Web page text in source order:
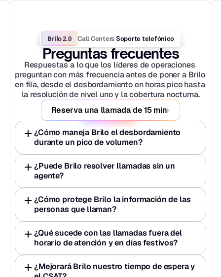
Brilo 2.0 Call Centers Soporte telefónico
Preguntas frecuentes
Respuestas a lo que los líderes de operaciones
preguntan con más frecuencia antes de poner a Brilo
en fila, desde el desbordamiento en horas pico hasta
la resolución de nivel uno y la cobertura nocturna.
Reserva una llamada de 15 min
¿Cómo maneja Brilo el desbordamiento
durante un pico de volumen?
¿Puede Brilo resolver llamadas sin un
agente?
¿Cómo protege Brilo la información de las
personas que llaman?
¿Qué sucede con las llamadas fuera del
horario de atención y en días festivos?
¿Mejorará Brilo nuestro tiempo de espera y